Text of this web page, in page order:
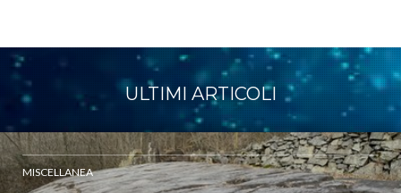
ULTIMI ARTICOLI
MISCELLANEA